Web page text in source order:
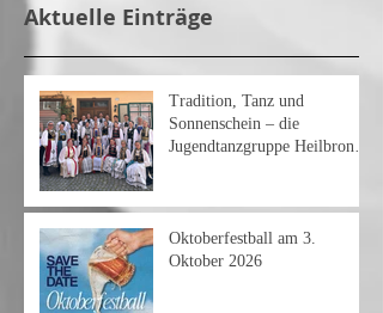
Aktuelle Einträge
Tradition, Tanz und
Sonnenschein – die
Jugendtanzgruppe Heilbronn
Oktoberfestball am 3.
Oktober 2026